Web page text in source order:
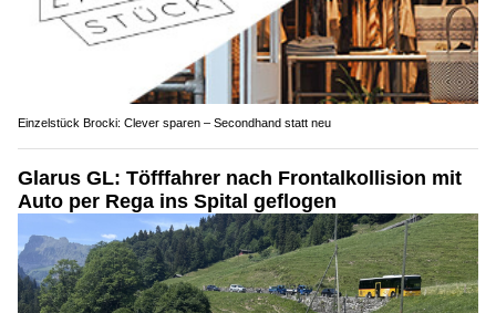
Einzelstück Brocki: Clever sparen – Secondhand statt neu
Glarus GL: Töfffahrer nach Frontalkollision mit
Auto per Rega ins Spital geflogen